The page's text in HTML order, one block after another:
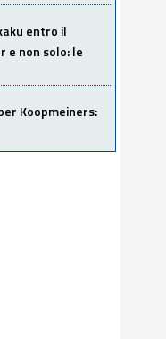
entro il
e non solo: le
Koopmeiners: